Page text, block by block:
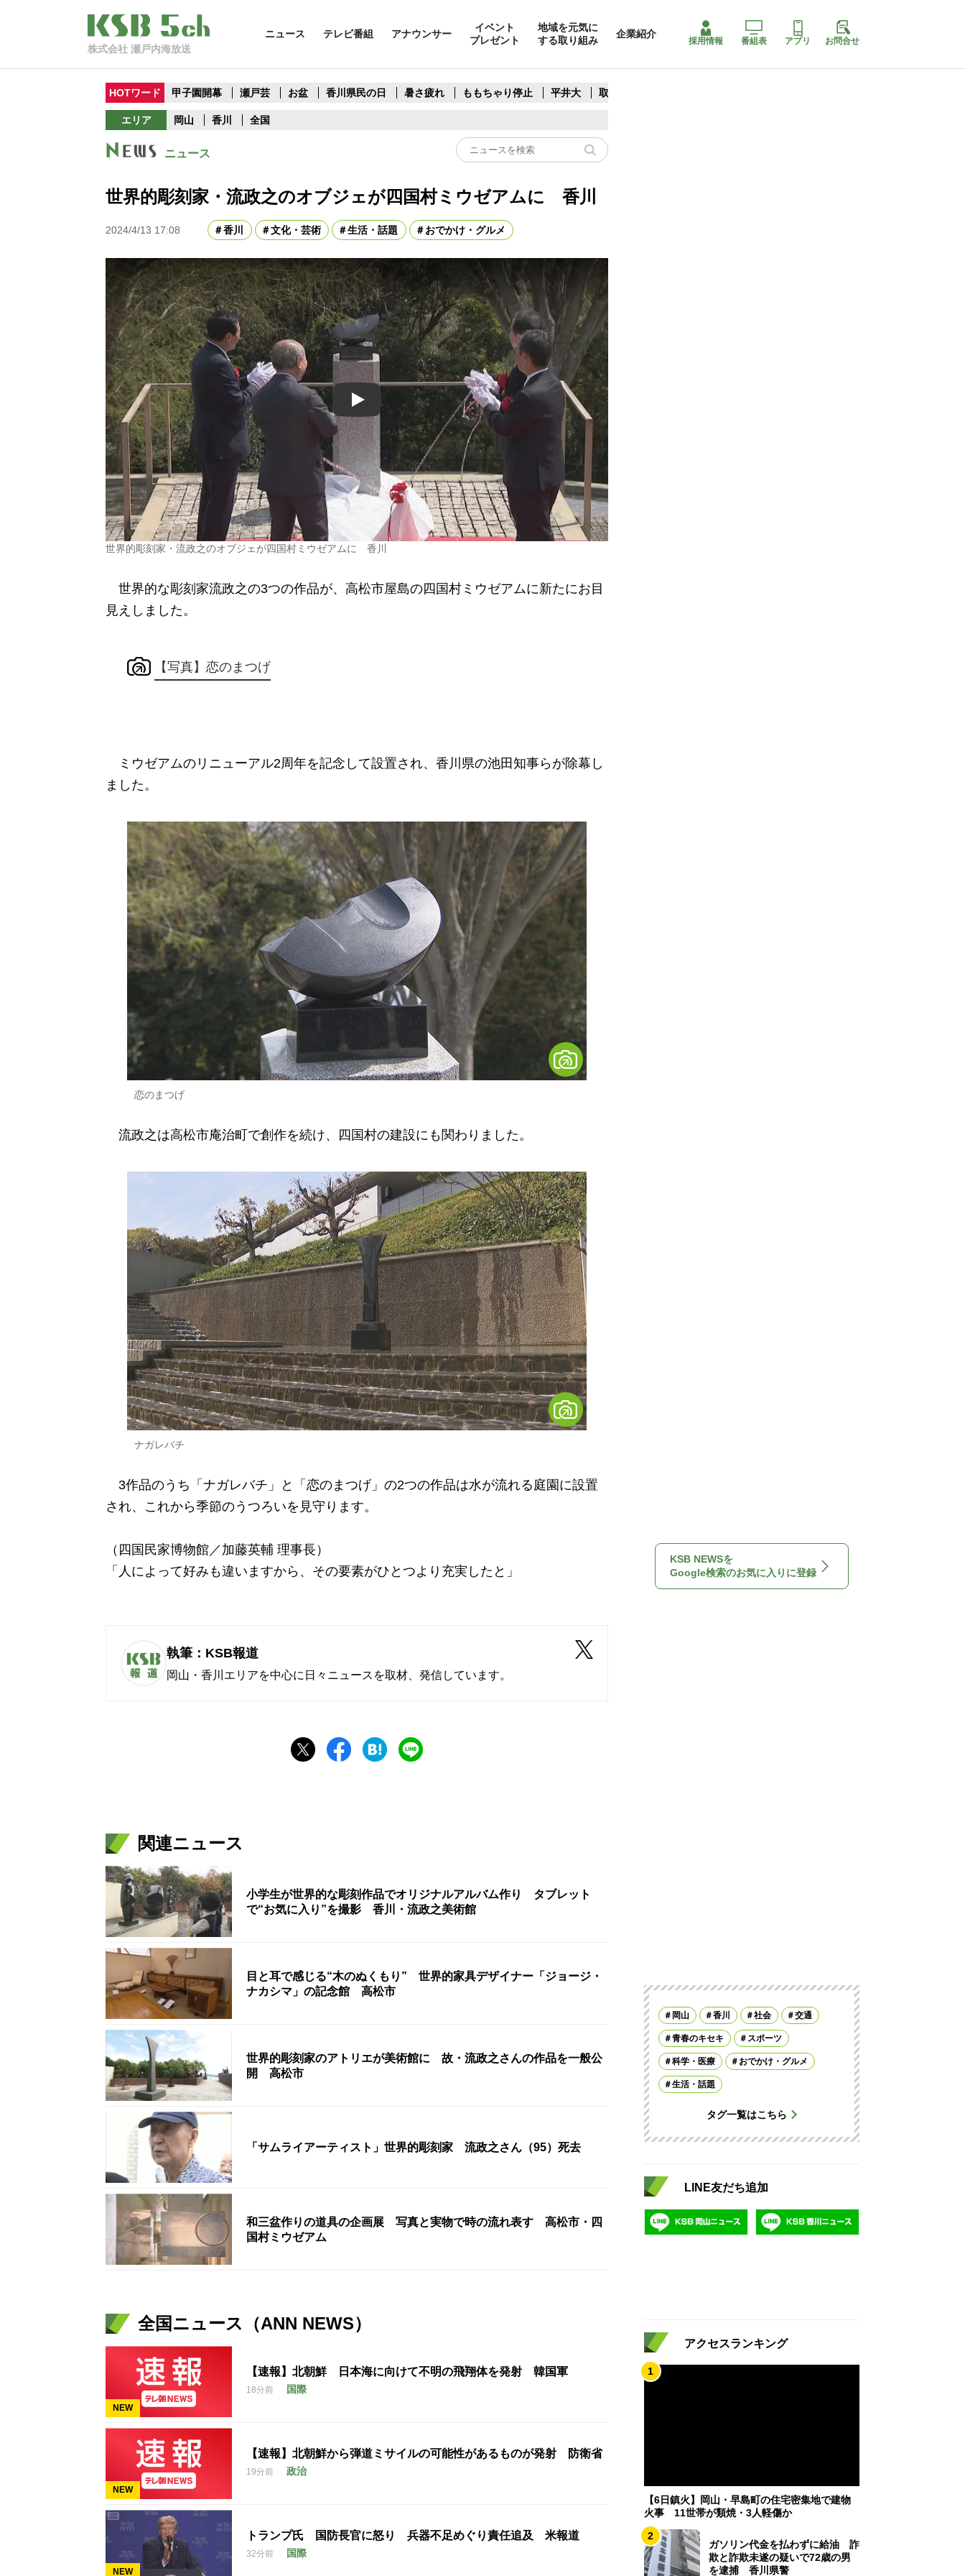
株式会社 瀬戸内海放送
ニュース テレビ番組 アナウンサー
イベント
プレゼント
地域を元気に
する取り組み
企業紹介
採用情報 番組表 アプリ お問合せ
HOTワード 甲子園開幕 瀬戸芸 お盆 香川県民の日 暑さ疲れ ももちゃり停止 平井大 取水制限
エリア 岡山 香川 全国
ニュース
世界的彫刻家・流政之のオブジェが四国村ミウゼアムに 香川
2024/4/13 17:08 香川 文化・芸術 生活・話題 おでかけ・グルメ
Play
世界的彫刻家・流政之のオブジェが四国村ミウゼアムに 香川
世界的な彫刻家流政之の3つの作品が、高松市屋島の四国村ミウゼアムに新たにお目
見えしました。
【写真】恋のまつげ
ミウゼアムのリニューアル2周年を記念して設置され、香川県の池田知事らが除幕し
ました。
恋のまつげ
流政之は高松市庵治町で創作を続け、四国村の建設にも関わりました。
ナガレバチ
3作品のうち「ナガレバチ」と「恋のまつげ」の2つの作品は水が流れる庭園に設置
され、これから季節のうつろいを見守ります。
（四国民家博物館／加藤英輔 理事長）
「人によって好みも違いますから、その要素がひとつより充実したと」
執筆：KSB報道
岡山・香川エリアを中心に日々ニュースを取材、発信しています。
関連ニュース
小学生が世界的な彫刻作品でオリジナルアルバム作り タブレット
で“お気に入り”を撮影 香川・流政之美術館
目と耳で感じる“木のぬくもり” 世界的家具デザイナー「ジョージ・
ナカシマ」の記念館 高松市
世界的彫刻家のアトリエが美術館に 故・流政之さんの作品を一般公
開 高松市
「サムライアーティスト」世界的彫刻家 流政之さん（95）死去
和三盆作りの道具の企画展 写真と実物で時の流れ表す 高松市・四
国村ミウゼアム
全国ニュース（ANN NEWS）
NEW
【速報】北朝鮮 日本海に向けて不明の飛翔体を発射 韓国軍
18分前 国際
NEW
【速報】北朝鮮から弾道ミサイルの可能性があるものが発射 防衛省
19分前 政治
NEW
トランプ氏 国防長官に怒り 兵器不足めぐり責任追及 米報道
32分前 国際
KSB NEWSを
Google検索のお気に入りに登録
岡山 香川 社会 交通
青春のキセキ スポーツ
科学・医療 おでかけ・グルメ
生活・話題
タグ一覧はこちら
LINE友だち追加
アクセスランキング
1
【6日鎮火】岡山・早島町の住宅密集地で建物
火事 11世帯が類焼・3人軽傷か
2
ガソリン代金を払わずに給油 詐
欺と詐欺未遂の疑いで72歳の男
を逮捕 香川県警